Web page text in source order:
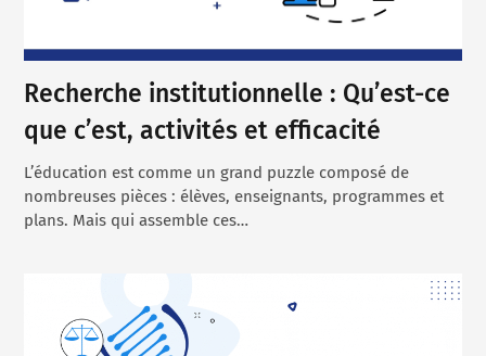
Recherche institutionnelle : Qu’est-ce
que c’est, activités et efficacité
L’éducation est comme un grand puzzle composé de
nombreuses pièces : élèves, enseignants, programmes et
plans. Mais qui assemble ces…